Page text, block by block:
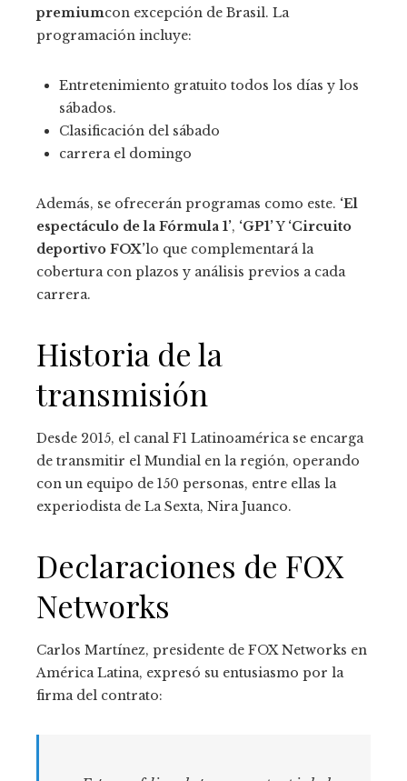
premiumcon excepción de Brasil. La
programación incluye:
Entretenimiento gratuito todos los días y los
sábados.
Clasificación del sábado
carrera el domingo
Además, se ofrecerán programas como este. ‘El
espectáculo de la Fórmula 1’, ‘GP1’Y ‘Circuito
deportivo FOX’lo que complementará la
cobertura con plazos y análisis previos a cada
carrera.
Historia de la
transmisión
Desde 2015, el canal F1 Latinoamérica se encarga
de transmitir el Mundial en la región, operando
con un equipo de 150 personas, entre ellas la
experiodista de La Sexta, Nira Juanco.
Declaraciones de FOX
Networks
Carlos Martínez, presidente de FOX Networks en
América Latina, expresó su entusiasmo por la
firma del contrato: